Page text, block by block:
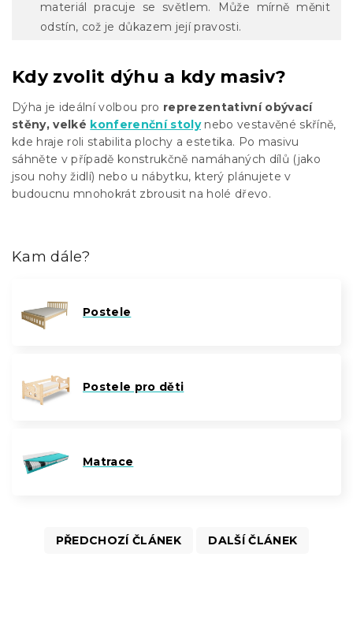
materiál pracuje se světlem. Může mírně měnit
odstín, což je důkazem její pravosti.
Kdy zvolit dýhu a kdy masiv?
Dýha je ideální volbou pro reprezentativní obývací
stěny, velké konferenční stolynebo vestavěné skříně,
kde hraje roli stabilita plochy a estetika. Po masivu
sáhněte v případě konstrukčně namáhaných dílů (jako
jsou nohy židlí) nebo u nábytku, který plánujete v
budoucnu mnohokrát zbrousit na holé dřevo.
Kam dále?
Postele
Postele pro děti
Matrace
PŘEDCHOZÍ ČLÁNEK DALŠÍ ČLÁNEK